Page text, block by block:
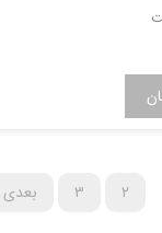
۲ ۳ بعدی